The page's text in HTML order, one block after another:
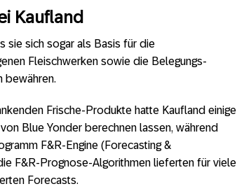
Kaufland
sie sich sogar als Basis für die
Fleischwerken sowie die Belegungs-
bewähren.
Frische-Produkte hatte Kaufland einige
Blue Yonder berechnen lassen, während
F&R-Engine (Forecasting &
F&R-Prognose-Algorithmen lieferten für viele
Forecasts.